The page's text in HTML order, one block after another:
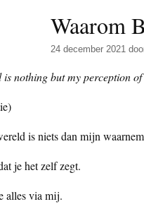
Waarom
24 december 2021
is nothing but my perception
is niets dan mijn
je het zelf zegt.
alles via mij.